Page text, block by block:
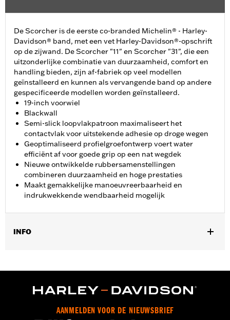
De Scorcher is de eerste co-branded Michelin® - Harley-
Davidson® band, met een vet Harley-Davidson®-opschrift
op de zijwand. De Scorcher "11" en Scorcher "31", die een
uitzonderlijke combinatie van duurzaamheid, comfort en
handling bieden, zijn af-fabriek op veel modellen
geïnstalleerd en kunnen als vervangende band op andere
gespecificeerde modellen worden geïnstalleerd.
19-inch voorwiel
Blackwall
Semi-slick loopvlakpatroon maximaliseert het
contactvlak voor uitstekende adhesie op droge wegen
Geoptimaliseerd profielgroefontwerp voert water
efficiënt af voor goede grip op een nat wegdek
Nieuwe ontwikkelde rubbersamenstellingen
combineren duurzaamheid en hoge prestaties
Maakt gemakkelijke manoeuvreerbaarheid en
indrukwekkende wendbaarheid mogelijk
INFO
Per stuk verkocht:
Elk
3.00 x 19
AANMELDEN VOOR DE NIEUWSBRIEF